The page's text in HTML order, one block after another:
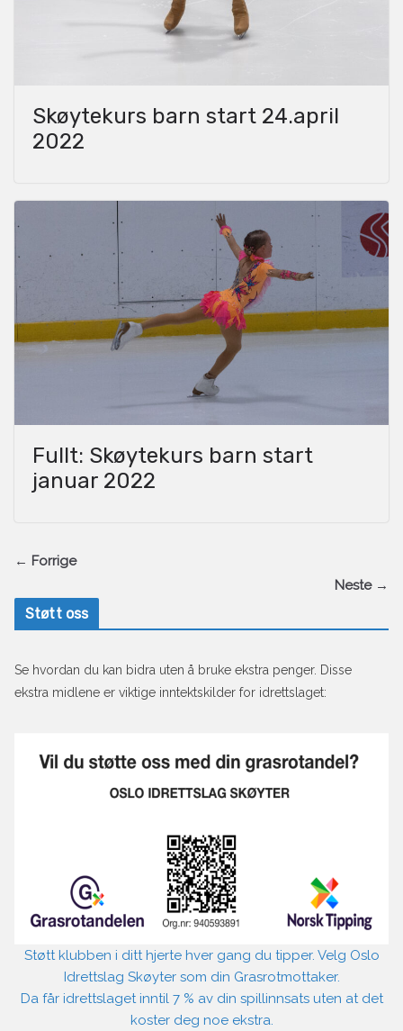
Skøytekurs barn start 24.april
2022
Fullt: Skøytekurs barn start
januar 2022
← Forrige
Neste →
Støtt oss
Se hvordan du kan bidra uten å bruke ekstra penger. Disse
ekstra midlene er viktige inntektskilder for idrettslaget:
Støtt klubben i ditt hjerte hver gang du tipper. Velg Oslo
Idrettslag Skøyter som din Grasrotmottaker.
Da får idrettslaget inntil 7 % av din spillinnsats uten at det
koster deg noe ekstra.